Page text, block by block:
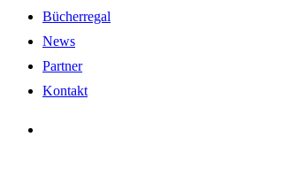
Bücherregal
News
Partner
Kontakt